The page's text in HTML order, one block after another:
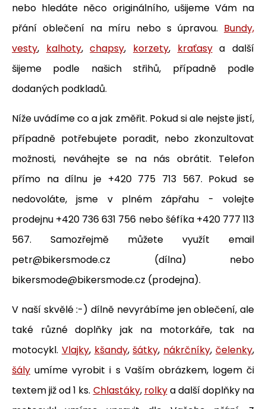
nebo hledáte něco originálního, ušijeme Vám na
přání oblečení na míru nebo s úpravou. Bundy,
vesty, kalhoty,chapsy, korzety, kraťasya další
šijeme podle našich střihů, případně podle
dodaných podkladů.
Níže uvádíme co a jak změřit. Pokud si ale nejste jistí,
případně potřebujete poradit, nebo zkonzultovat
možnosti, neváhejte se na nás obrátit. Telefon
přímo na dílnu je +420 775 713 567. Pokud se
nedovoláte, jsme v plném zápřahu - volejte
prodejnu +420 736 631 756 nebo šéfíka +420 777 113
567. Samozřejmě můžete využít email
petr@bikersmode.cz (dílna) nebo
bikersmode@bikersmode.cz (prodejna).
V naší skvělé :-) dílně nevyrábíme jen oblečení, ale
také různé doplňky jak na motorkáře, tak na
motocykl. Vlajky, kšandy,šátky, nákrčníky,čelenky,
šály umíme vyrobit i s Vaším obrázkem, logem či
textem již od 1 ks. Chlastáky, rolkya další doplňky na